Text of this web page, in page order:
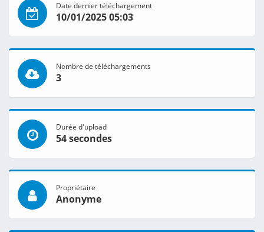
Date dernier téléchargement
10/01/2025 05:03
Nombre de téléchargements
3
Durée d'upload
54 secondes
Propriétaire
Anonyme